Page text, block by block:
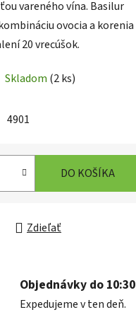
vareného vína. Basilur
ovocia a korenia
20 vrecúšok.
Skladom (2 ks)
4901
DO KOŠÍKA
Zdieľať
Objednávky do 10:30
Expedujeme v ten deň.